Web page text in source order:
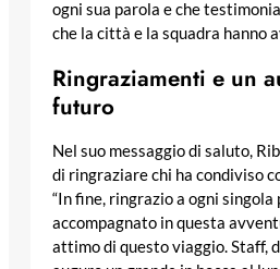
ogni sua parola e che
che la città e la squadra hanno
Ringraziamenti e un
futuro
Nel suo messaggio di saluto,
di ringraziare chi ha condiviso
“In fine, ringrazio a ogni singola
accompagnato in questa
attimo di questo viaggio. Staff,